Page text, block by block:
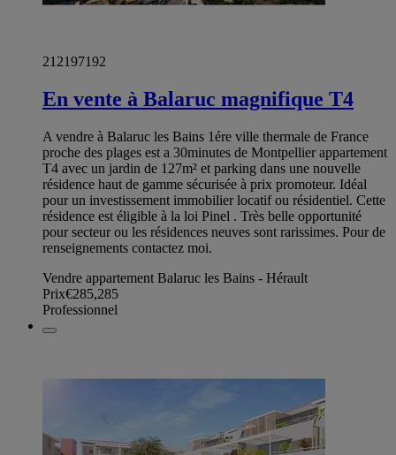
212197192
En vente à Balaruc magnifique T4
A vendre à Balaruc les Bains 1ére ville thermale de France
proche des plages est a 30minutes de Montpellier appartement
T4 avec un jardin de 127m² et parking dans une nouvelle
résidence haut de gamme sécurisée à prix promoteur. Idéal
pour un investissement immobilier locatif ou résidentiel. Cette
résidence est éligible à la loi Pinel . Très belle opportunité
pour secteur ou les résidences neuves sont rarissimes. Pour de
renseignements contactez moi.
Vendre appartement Balaruc les Bains - Hérault
Prix€285,285
Professionnel